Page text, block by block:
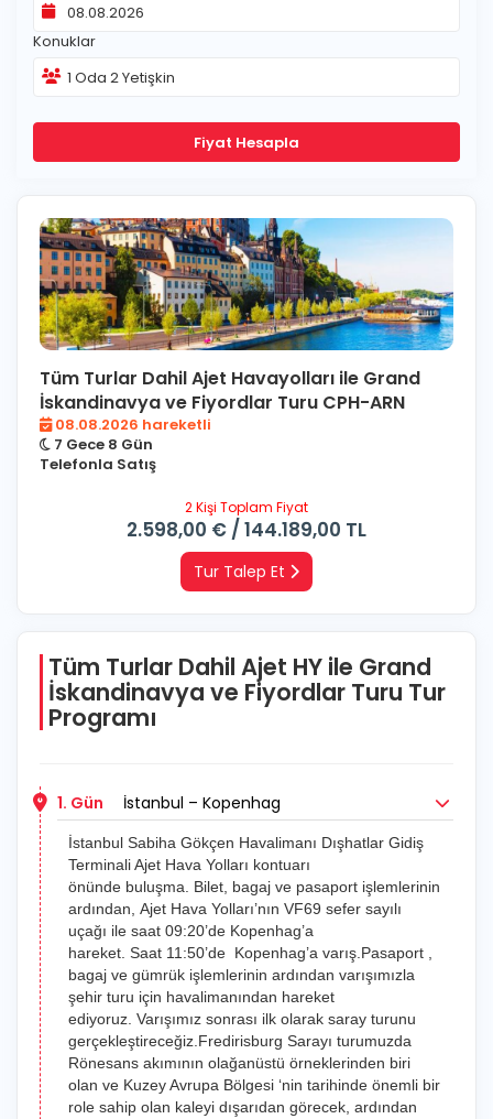
Konuklar
1 Oda 2Yetişkin
Fiyat Hesapla
Tüm Turlar Dahil Ajet Havayolları ile Grand
İskandinavya ve Fiyordlar Turu CPH-ARN
08.08.2026 hareketli
7 Gece 8 Gün
Telefonla Satış
2 Kişi Toplam Fiyat
2.598,00 € / 144.189,00 TL
Tur Talep Et
Tüm Turlar Dahil Ajet HY ile Grand
İskandinavya ve Fiyordlar Turu Tur
Programı
1. Gün İstanbul – Kopenhag
İstanbul Sabiha Gökçen Havalimanı Dışhatlar Gidiş
Terminali Ajet Hava Yolları kontuarı
önünde buluşma. Bilet, bagaj ve pasaport işlemlerinin
ardından, Ajet Hava Yolları’nın VF69 sefer sayılı
uçağı ile saat 09:20’de Kopenhag’a
hareket. Saat 11:50’de Kopenhag’a varış.Pasaport ,
bagaj ve gümrük işlemlerinin ardından varışımızla
şehir turu için havalimanından hareket
ediyoruz. Varışımız sonrası ilk olarak saray turunu
gerçekleştireceğiz.Fredirisburg Sarayı turumuzda
Rönesans akımının olağanüstü örneklerinden biri
olan ve Kuzey Avrupa Bölgesi ‘nin tarihinde önemli bir
role sahip olan kaleyi dışarıdan görecek, ardından